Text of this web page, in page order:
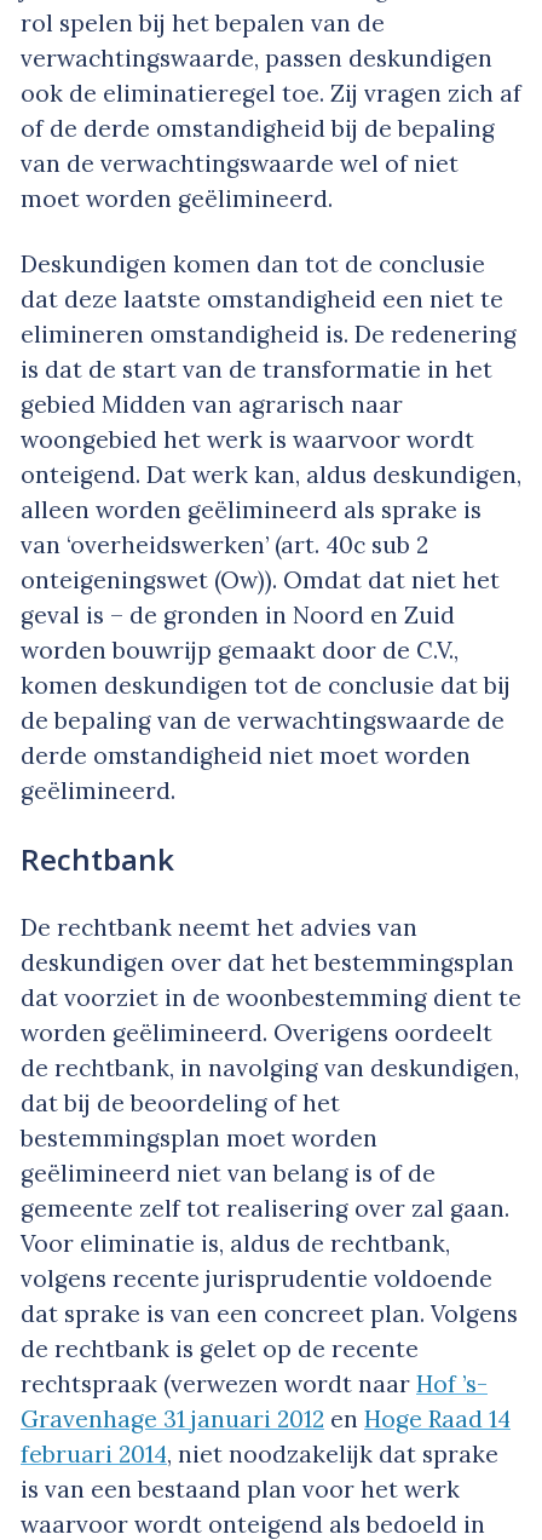
rol spelen bij het bepalen van de
verwachtingswaarde, passen deskundigen
ook de eliminatieregel toe. Zij vragen zich af
of de derde omstandigheid bij de bepaling
van de verwachtingswaarde wel of niet
moet worden geëlimineerd.
Deskundigen komen dan tot de conclusie
dat deze laatste omstandigheid een niet te
elimineren omstandigheid is. De redenering
is dat de start van de transformatie in het
gebied Midden van agrarisch naar
woongebied het werk is waarvoor wordt
onteigend. Dat werk kan, aldus deskundigen,
alleen worden geëlimineerd als sprake is
van ‘overheidswerken’ (art. 40c sub 2
onteigeningswet (Ow)). Omdat dat niet het
geval is – de gronden in Noord en Zuid
worden bouwrijp gemaakt door de C.V.,
komen deskundigen tot de conclusie dat bij
de bepaling van de verwachtingswaarde de
derde omstandigheid niet moet worden
geëlimineerd.
Rechtbank
De rechtbank neemt het advies van
deskundigen over dat het bestemmingsplan
dat voorziet in de woonbestemming dient te
worden geëlimineerd. Overigens oordeelt
de rechtbank, in navolging van deskundigen,
dat bij de beoordeling of het
bestemmingsplan moet worden
geëlimineerd niet van belang is of de
gemeente zelf tot realisering over zal gaan.
Voor eliminatie is, aldus de rechtbank,
volgens recente jurisprudentie voldoende
dat sprake is van een concreet plan. Volgens
de rechtbank is gelet op de recente
rechtspraak (verwezen wordt naar Hof ’s-
Gravenhage 31 januari 2012 en Hoge Raad 14
februari 2014, niet noodzakelijk dat sprake
is van een bestaand plan voor het werk
waarvoor wordt onteigend als bedoeld in